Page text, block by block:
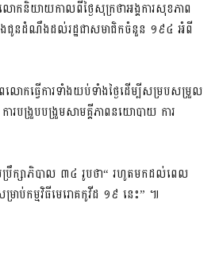
និយាយ​កាលពី​ថ្ងៃ​សុក្រ​ថា​អង្គការ​សុខភាព​
ង​ជូនដំណឹង​ដល់​រដ្ឋ​ជា​សមាជិក​ចំនួន ១៩៤ អំពី​
ោក​ធ្វើការ​ទាំងយប់​ទាំង​ថ្ងៃ​ដើម្បី​សម្របសម្រួល​
របង្រួបបង្រួម​សាមគ្គីភាព​នយោបាយ ការ
ប្រឹក្សាភិបាល ៣៤ រូប​ថា“ រហូតមកដល់​ពេល
ាប់​កម្មវិធី​មេរោគ​កូ​វីដ ១៩ នេះ” ៕